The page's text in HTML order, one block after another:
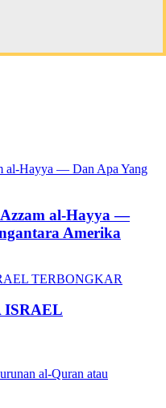
al-Hayya —
Amerika
ISRAEL